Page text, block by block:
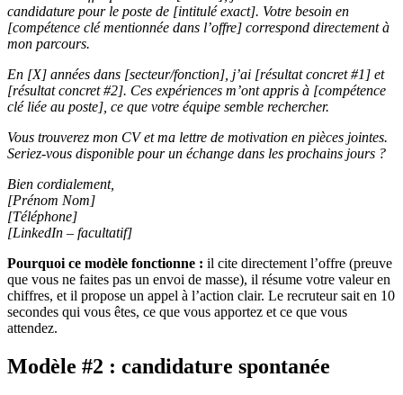
candidature pour le poste de [intitulé exact]. Votre besoin en
[compétence clé mentionnée dans l’offre] correspond directement à
mon parcours.
En [X] années dans [secteur/fonction], j’ai [résultat concret #1] et
[résultat concret #2]. Ces expériences m’ont appris à [compétence
clé liée au poste], ce que votre équipe semble rechercher.
Vous trouverez mon CV et ma lettre de motivation en pièces jointes.
Seriez-vous disponible pour un échange dans les prochains jours ?
Bien cordialement,
[Prénom Nom]
[Téléphone]
[LinkedIn – facultatif]
Pourquoi ce modèle fonctionne : il cite directement l’offre (preuve
que vous ne faites pas un envoi de masse), il résume votre valeur en
chiffres, et il propose un appel à l’action clair. Le recruteur sait en 10
secondes qui vous êtes, ce que vous apportez et ce que vous
attendez.
Modèle #2 : candidature spontanée